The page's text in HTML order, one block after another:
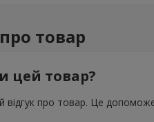
товар
цей товар?
відгук про товар. Це